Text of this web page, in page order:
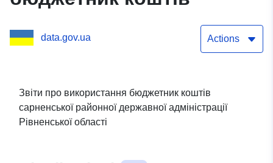
data.gov.ua Actions
Звіти про використання бюджетник коштів
сарненської районної державної адміністрації
Рівненської області